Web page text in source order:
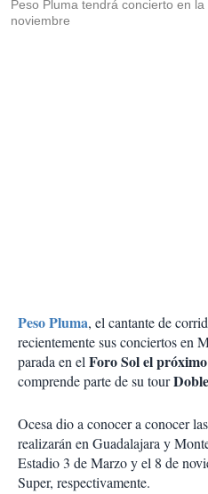
Peso Pluma tendrá concierto en
noviembre
Peso Pluma, el cantante de
recientemente sus conciertos en
parada en elForo Sol el
comprende parte de su tour
Ocesa dio a conocer a conocer
realizarán en Guadalajara y
Estadio 3 de Marzo y el 8 de
Super, respectivamente.